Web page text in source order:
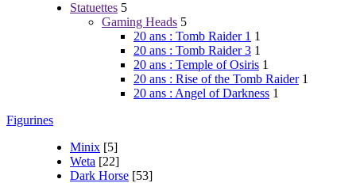
Statuettes 5
Gaming Heads 5
20 ans : Tomb Raider 1 1
20 ans : Tomb Raider 3 1
20 ans : Temple of Osiris 1
20 ans : Rise of the Tomb Raider 1
20 ans : Angel of Darkness 1
Figurines
Minix [5]
Weta [22]
Dark Horse [53]